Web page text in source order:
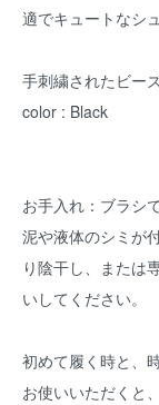
適でキュートなシ
手刺繍されたビーズ
color : Black
お手入れ：ブラシ
泥や液体のシミが
り陰干し、または
いしてください。
初めて履く時と、
お使いいただくと